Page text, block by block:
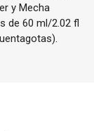
y Mecha
de 60 ml/2.02 fl